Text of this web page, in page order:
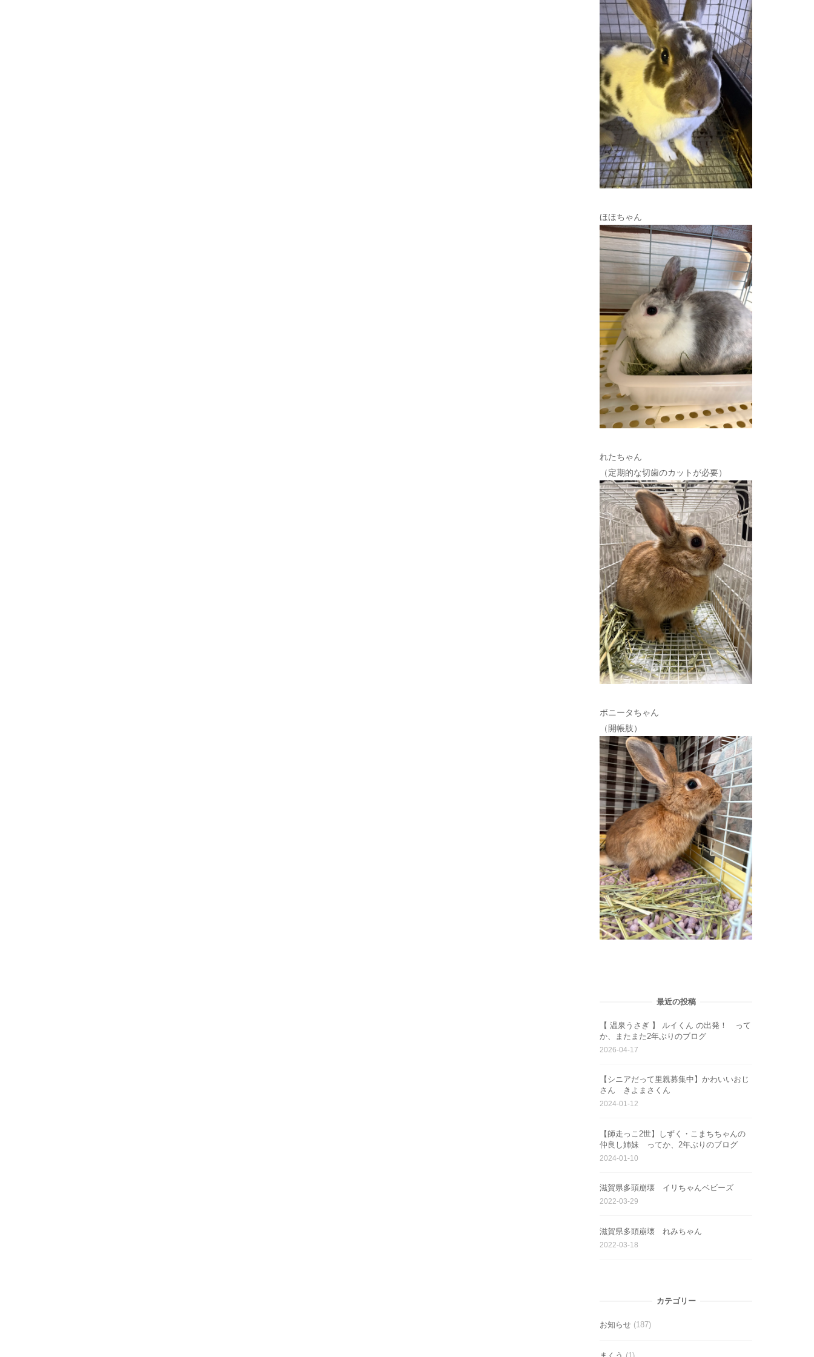
ほほちゃん
れたちゃん
（定期的な切歯のカットが必要）
ボニータちゃん
（開帳肢）
最近の投稿
【 温泉うさぎ 】 ルイくん の出発！ って
か、またまた2年ぶりのブログ
2026-04-17
【シニアだって里親募集中】かわいいおじ
さん きよまさくん
2024-01-12
【師走っこ2世】しずく・こまちちゃんの
仲良し姉妹 ってか、2年ぶりのブログ
2024-01-10
滋賀県多頭崩壊 イリちゃんベビーズ
2022-03-29
滋賀県多頭崩壊 れみちゃん
2022-03-18
カテゴリー
お知らせ (187)